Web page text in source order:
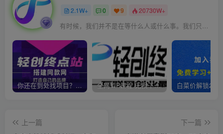
2.1W+ 0 9 20730W+
有时候，我们并不是在等什么人或什么事。我们只是在静待岁月改变自己
你还在到处找项目？还在当韭菜？我靠卖项目一个月收入5万+，曾经我也是个失败者。 全网VIP课程 无损下载~
上一篇
下一篇